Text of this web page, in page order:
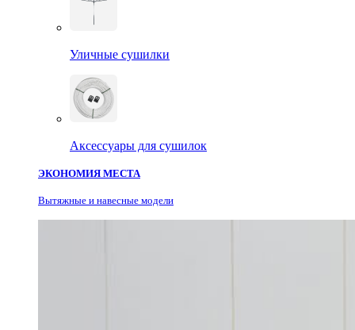
Уличные сушилки
Аксессуары для сушилок
ЭКОНОМИЯ МЕСТА
Вытяжные и навесные модели